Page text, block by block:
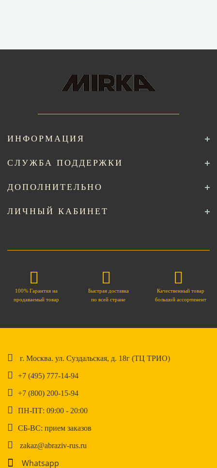
ИНФОРМАЦИЯ
СЛУЖБА ПОДДЕРЖКИ
ДОПОЛНИТЕЛЬНО
ЛИЧНЫЙ КАБИНЕТ
100% Гарантия на
продаваемый товар
Быстрая доставка
по всей стране
Качественный товар
большой ассортимент
г. Москва. ул. Суздальская, д. 18г (ТЦ ТРИО)
+7 (495) 777-14-94
+7 (800) 200-15-94
ПН-ПТ: 09:00 - 20:00
СБ-ВС: прием заказов
zakaz@abraziv-rus.ru
Whatsapp